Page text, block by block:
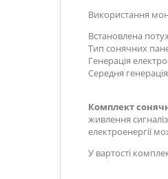
Використання
Встановлена
Тип сонячних
Генерація
Середня
Комплект
живлення
електроенергії
У вартості